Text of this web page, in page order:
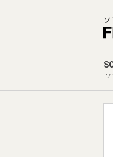
ソ